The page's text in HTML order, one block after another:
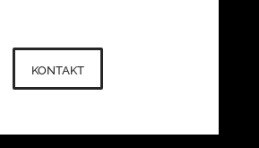
kontakt